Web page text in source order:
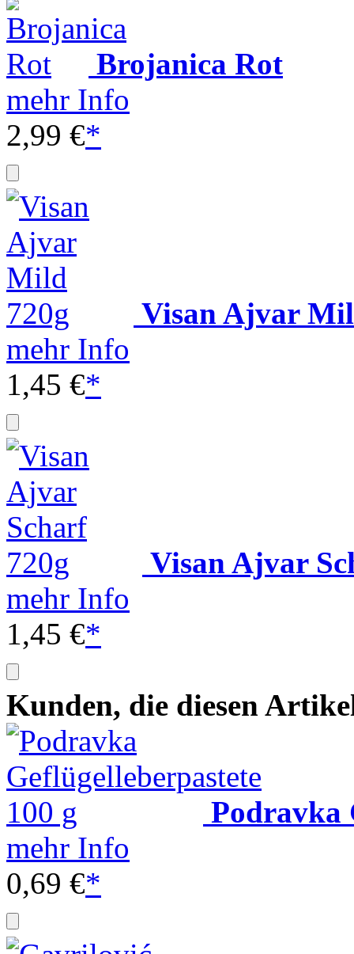
Brojanica Rot
mehr Info
2,99 €*
Visan Ajvar
mehr Info
1,45 €*
Visan Ajvar
mehr Info
1,45 €*
Kunden, die diesen
Podravka
mehr Info
0,69 €*